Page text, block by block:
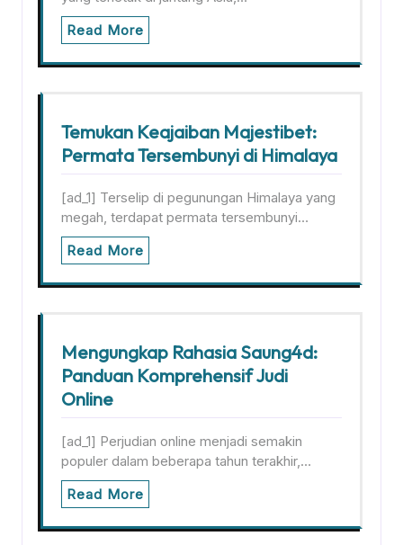
Read More
Temukan Keajaiban Majestibet:
Permata Tersembunyi di Himalaya
[ad_1] Terselip di pegunungan Himalaya yang
megah, terdapat permata tersembunyi…
Read More
Mengungkap Rahasia Saung4d:
Panduan Komprehensif Judi
Online
[ad_1] Perjudian online menjadi semakin
populer dalam beberapa tahun terakhir,…
Read More